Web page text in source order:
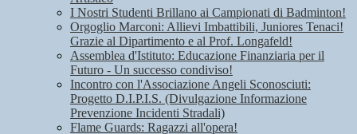
I Nostri Studenti Brillano ai Campionati di Badminton!
Orgoglio Marconi: Allievi Imbattibili, Juniores Tenaci!
Grazie al Dipartimento e al Prof. Longafeld!
Assemblea d'Istituto: Educazione Finanziaria per il
Futuro - Un successo condiviso!
Incontro con l'Associazione Angeli Sconosciuti:
Progetto D.I.P.I.S. (Divulgazione Informazione
Prevenzione Incidenti Stradali)
Flame Guards: Ragazzi all'opera!